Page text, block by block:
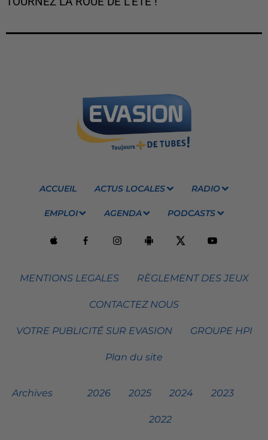
ACCUEIL ACTUS LOCALES RADIO
EMPLOI AGENDA PODCASTS
MENTIONS LEGALES RÈGLEMENT DES JEUX
CONTACTEZ NOUS
VOTRE PUBLICITÉ SUR EVASION GROUPE HPI
Plan du site
Archives 2026 2025 2024 2023
2022